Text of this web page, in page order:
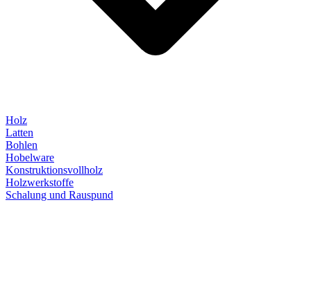
Holz
Latten
Bohlen
Hobelware
Konstruktionsvollholz
Holzwerkstoffe
Schalung und Rauspund